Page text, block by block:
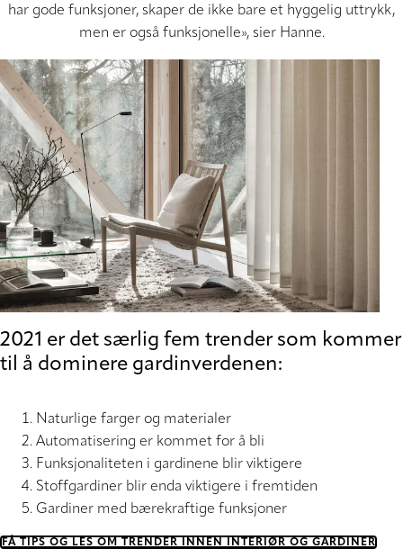
har gode funksjoner, skaper de ikke bare et hyggelig uttrykk,
men er også funksjonelle», sier Hanne.
2021 er det særlig fem trender som kommer
til å dominere gardinverdenen:
Naturlige farger og materialer
Automatisering er kommet for å bli
Funksjonaliteten i gardinene blir viktigere
Stoffgardiner blir enda viktigere i fremtiden
Gardiner med bærekraftige funksjoner
FÅ TIPS OG LES OM TRENDER INNEN INTERIØR OG GARDINER